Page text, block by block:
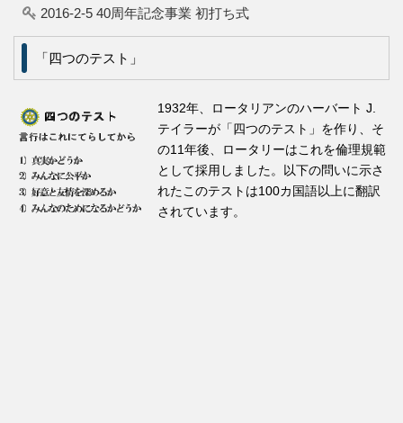
2016-2-5 40周年記念事業 初打ち式
「四つのテスト」
1932年、ロータリアンのハーバート J.
テイラーが「四つのテスト」を作り、そ
の11年後、ロータリーはこれを倫理規範
として採用しました。以下の問いに示さ
れたこのテストは100カ国語以上に翻訳
されています。